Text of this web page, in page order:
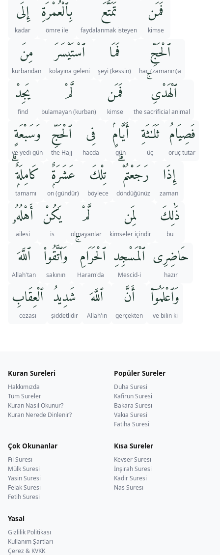
فَمَن
kimse
تَمَتَّعَ
faydalanmak isteyen
بِٱلْعُمْرَةِ
ömre ile
إِلَى
kadar
ٱلْحَجِّ
hac (zamanın)a
فَمَا
şeyi (kessin)
ٱسْتَيْسَرَ
kolayına geleni
مِنَ
kurbandan
ٱلْهَدْىِ ۚ
the sacrificial animal
فَمَن
kimse
لَّمْ
(kurban) bulamayan
يَجِدْ
find
فَصِيَامُ
oruç tutar
ثَلَـٰثَةِ
üç
أَيَّامٍۢ
gün
فِى
hacda
ٱلْحَجِّ
the Hajj
وَسَبْعَةٍ
ve yedi gün
إِذَا
zaman
رَجَعْتُمْ ۗ
döndüğünüz
تِلْكَ
böylece
عَشَرَةٌۭ
on (gündür)
كَامِلَةٌۭ ۗ
tamamı
ذَٰلِكَ
bu
لِمَن
kimseler içindir
لَّمْ
olmayanlar
يَكُنْ
is
أَهْلُهُۥ
ailesi
حَاضِرِى
hazır
ٱلْمَسْجِدِ
Mescid-i
ٱلْحَرَامِ ۚ
Haram'da
وَٱتَّقُوا۟
sakının
ٱللَّهَ
Allah'tan
وَٱعْلَمُوٓا۟
ve bilin ki
أَنَّ
gerçekten
ٱللَّهَ
Allah'ın
شَدِيدُ
şiddetlidir
ٱلْعِقَابِ
cezası
Kuran Sureleri
Hakkımızda
Tüm Sureler
Kuran Nasıl Okunur?
Kuran Nerede Dinlenir?
Popüler Sureler
Duha Suresi
Kafirun Suresi
Bakara Suresi
Vakıa Suresi
Fatiha Suresi
Çok Okunanlar
Fil Suresi
Mülk Suresi
Yasin Suresi
Felak Suresi
Fetih Suresi
Kısa Sureler
Kevser Suresi
İnşirah Suresi
Kadir Suresi
Nas Suresi
Yasal
Gizlilik Politikası
Kullanım Şartları
Çerez & KVKK